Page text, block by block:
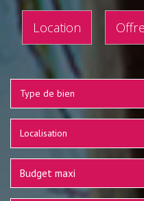
Location
Type de bien
Localisation